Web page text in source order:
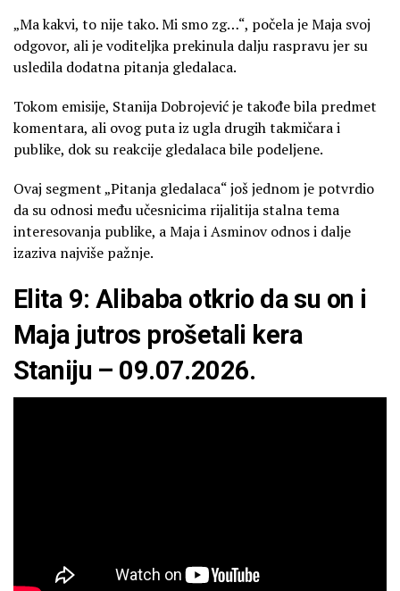
„Ma kakvi, to nije tako. Mi smo zg…“, počela je Maja svoj
odgovor, ali je voditeljka prekinula dalju raspravu jer su
usledila dodatna pitanja gledalaca.
Tokom emisije, Stanija Dobrojević je takođe bila predmet
komentara, ali ovog puta iz ugla drugih takmičara i
publike, dok su reakcije gledalaca bile podeljene.
Ovaj segment „Pitanja gledalaca“ još jednom je potvrdio
da su odnosi među učesnicima rijalitija stalna tema
interesovanja publike, a Maja i Asminov odnos i dalje
izaziva najviše pažnje.
Elita 9: Alibaba otkrio da su on i
Maja jutros prošetali kera
Staniju – 09.07.2026.